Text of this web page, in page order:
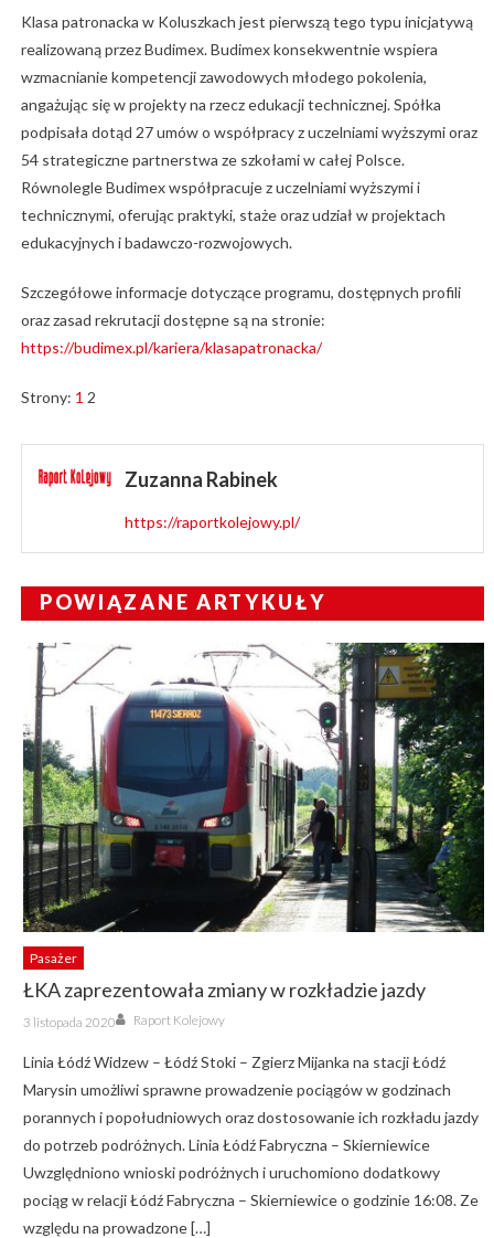
Klasa patronacka w Koluszkach jest pierwszą tego typu inicjatywą
realizowaną przez Budimex. Budimex konsekwentnie wspiera
wzmacnianie kompetencji zawodowych młodego pokolenia,
angażując się w projekty na rzecz edukacji technicznej. Spółka
podpisała dotąd 27 umów o współpracy z uczelniami wyższymi oraz
54 strategiczne partnerstwa ze szkołami w całej Polsce.
Równolegle Budimex współpracuje z uczelniami wyższymi i
technicznymi, oferując praktyki, staże oraz udział w projektach
edukacyjnych i badawczo-rozwojowych.
Szczegółowe informacje dotyczące programu, dostępnych profili
oraz zasad rekrutacji dostępne są na stronie:
https://budimex.pl/kariera/klasapatronacka/
Strony: 1 2
Zuzanna Rabinek
https://raportkolejowy.pl/
POWIĄZANE ARTYKUŁY
Pasażer
ŁKA zaprezentowała zmiany w rozkładzie jazdy
Posted
on
3 listopada 2020 Author
Raport Kolejowy
Linia Łódź Widzew – Łódź Stoki – Zgierz Mijanka na stacji Łódź
Marysin umożliwi sprawne prowadzenie pociągów w godzinach
porannych i popołudniowych oraz dostosowanie ich rozkładu jazdy
do potrzeb podróżnych. Linia Łódź Fabryczna – Skierniewice
Uwzględniono wnioski podróżnych i uruchomiono dodatkowy
pociąg w relacji Łódź Fabryczna – Skierniewice o godzinie 16:08. Ze
względu na prowadzone […]